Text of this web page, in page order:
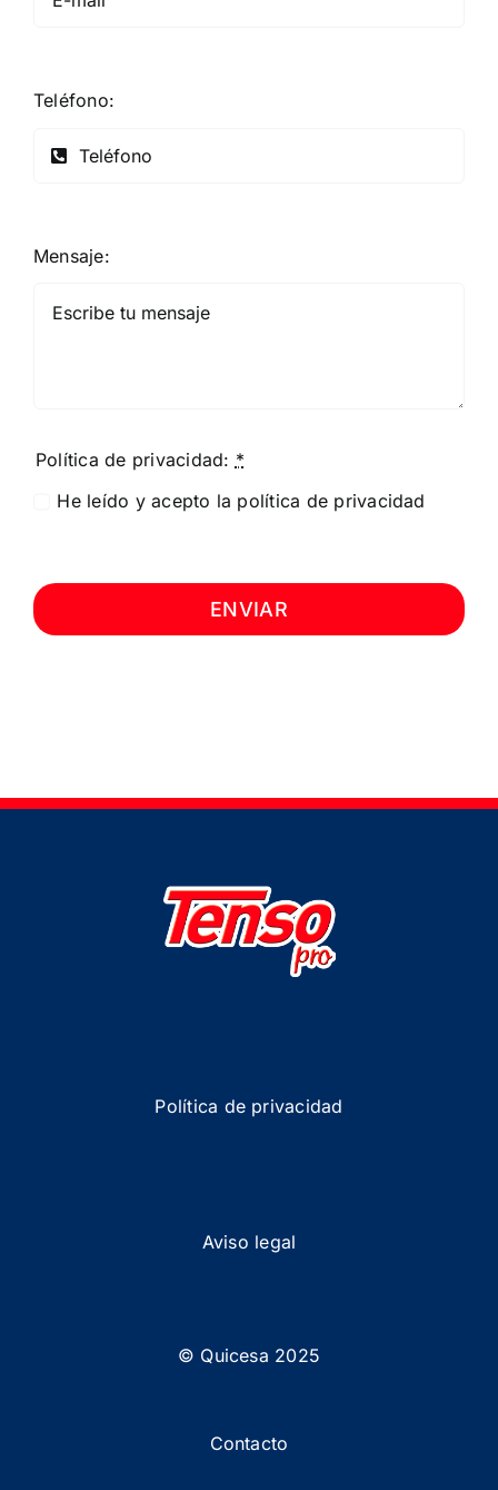
Teléfono:
Mensaje:
Política de privacidad: *
He leído y acepto la política de privacidad
ENVIAR
Política de privacidad
Aviso legal
© Quicesa 2025
Contacto